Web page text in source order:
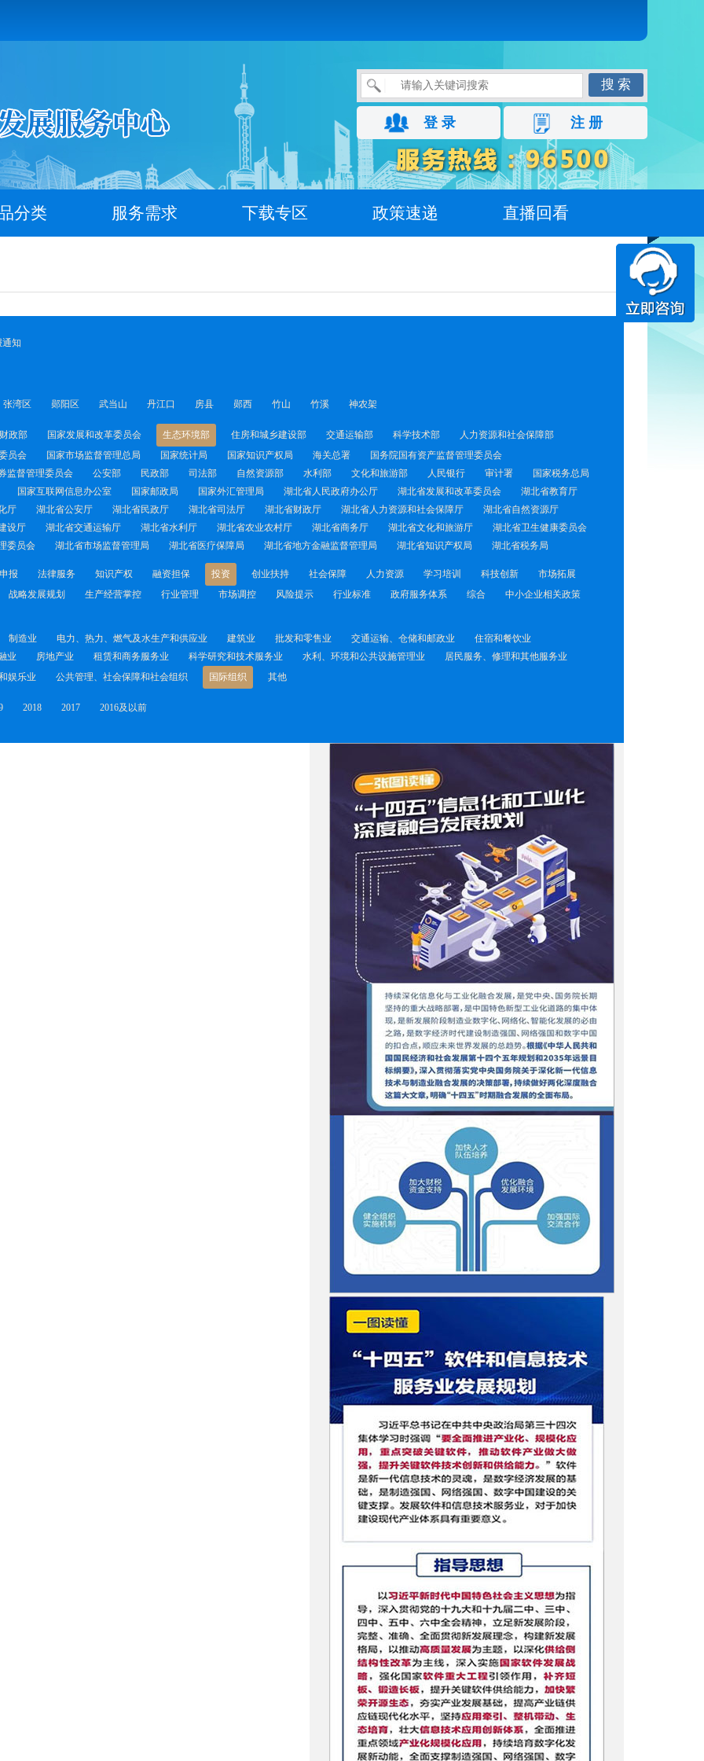
搜 索
登 录 注 册
分类 服务需求 下载专区 政策速递 直播回看
通知
张湾区 郧阳区 武当山 丹江口 房县 郧西 竹山 竹溪 神农架
财政部 国家发展和改革委员会 生态环境部 住房和城乡建设部 交通运输部 科学技术部
人力资源和社会保障部
员会 国家市场监督管理总局 国家统计局 国家知识产权局 海关总署
国务院国有资产监督管理委员会
监督管理委员会 公安部 民政部 司法部 自然资源部 水利部 文化和旅游部 人民银行 审计署
国家税务总局
国家互联网信息办公室 国家邮政局 国家外汇管理局 湖北省人民政府办公厅 湖北省发展和改革委员会
湖北省教育厅
厅 湖北省公安厅 湖北省民政厅 湖北省司法厅 湖北省财政厅 湖北省人力资源和社会保障厅
湖北省自然资源厅
设厅 湖北省交通运输厅 湖北省水利厅 湖北省农业农村厅 湖北省商务厅 湖北省文化和旅游厅
湖北省卫生健康委员会
委员会 湖北省市场监督管理局 湖北省医疗保障局 湖北省地方金融监督管理局 湖北省知识产权局 湖北省税务局
报 法律服务 知识产权 融资担保 投资 创业扶持 社会保障 人力资源 学习培训 科技创新
市场拓展
战略发展规划 生产经营掌控 行业管理 市场调控 风险提示 行业标准 政府服务体系 综合
中小企业相关政策
制造业 电力、热力、燃气及水生产和供应业 建筑业 批发和零售业 交通运输、仓储和邮政业
住宿和餐饮业
业 房地产业 租赁和商务服务业 科学研究和技术服务业 水利、环境和公共设施管理业
居民服务、修理和其他服务业
娱乐业 公共管理、社会保障和社会组织 国际组织 其他
2018 2017 2016及以前